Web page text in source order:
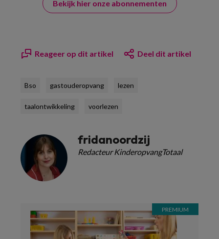
Bekijk hier onze abonnementen
Reageer op dit artikel Deel dit artikel
Bso gastouderopvang lezen
taalontwikkeling voorlezen
fridanoordzij
Redacteur KinderopvangTotaal